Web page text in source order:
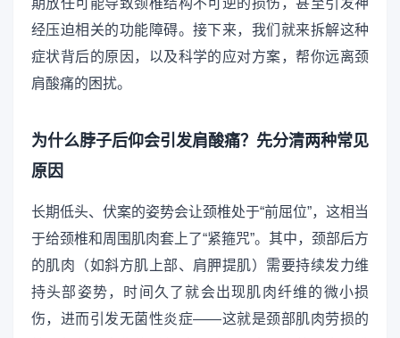
经压迫相关的功能障碍。接下来，我们就来拆解这种
症状背后的原因，以及科学的应对方案，帮你远离颈
肩酸痛的困扰。
为什么脖子后仰会引发肩酸痛？先分清两种常见
原因
长期低头、伏案的姿势会让颈椎处于“前屈位”，这相当
于给颈椎和周围肌肉套上了“紧箍咒”。其中，颈部后方
的肌肉（如斜方肌上部、肩胛提肌）需要持续发力维
持头部姿势，时间久了就会出现肌肉纤维的微小损
伤，进而引发无菌性炎症——这就是颈部肌肉劳损的